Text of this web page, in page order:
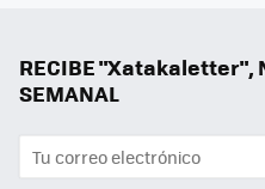
RECIBE "Xatakaletter",
SEMANAL